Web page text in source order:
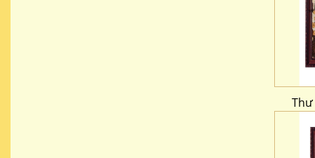
Thư